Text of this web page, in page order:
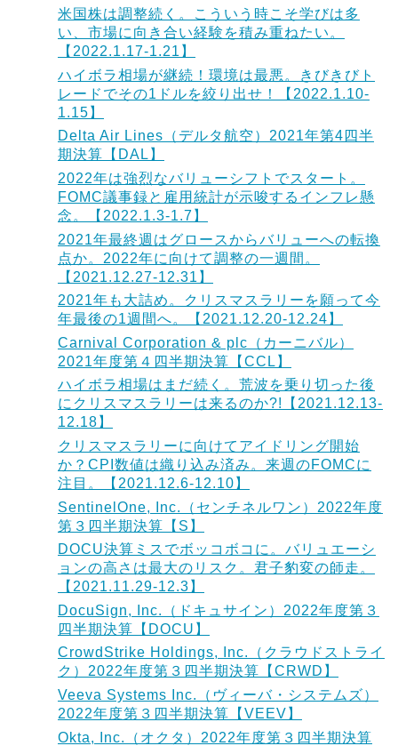
米国株は調整続く。こういう時こそ学びは多
い、市場に向き合い経験を積み重ねたい。
【2022.1.17-1.21】
ハイボラ相場が継続！環境は最悪。きびきびト
レードでその1ドルを絞り出せ！【2022.1.10-
1.15】
Delta Air Lines（デルタ航空）2021年第4四半
期決算【DAL】
2022年は強烈なバリューシフトでスタート。
FOMC議事録と雇用統計が示唆するインフレ懸
念。【2022.1.3-1.7】
2021年最終週はグロースからバリューへの転換
点か。2022年に向けて調整の一週間。
【2021.12.27-12.31】
2021年も大詰め。クリスマスラリーを願って今
年最後の1週間へ。【2021.12.20-12.24】
Carnival Corporation & plc（カーニバル）
2021年度第４四半期決算【CCL】
ハイボラ相場はまだ続く。荒波を乗り切った後
にクリスマスラリーは来るのか?!【2021.12.13-
12.18】
クリスマスラリーに向けてアイドリング開始
か？CPI数値は織り込み済み。来週のFOMCに
注目。【2021.12.6-12.10】
SentinelOne, Inc.（センチネルワン）2022年度
第３四半期決算【S】
DOCU決算ミスでボッコボコに。バリュエーシ
ョンの高さは最大のリスク。君子豹変の師走。
【2021.11.29-12.3】
DocuSign, Inc.（ドキュサイン）2022年度第３
四半期決算【DOCU】
CrowdStrike Holdings, Inc.（クラウドストライ
ク）2022年度第３四半期決算【CRWD】
Veeva Systems Inc.（ヴィーバ・システムズ）
2022年度第３四半期決算【VEEV】
Okta, Inc.（オクタ）2022年度第３四半期決算